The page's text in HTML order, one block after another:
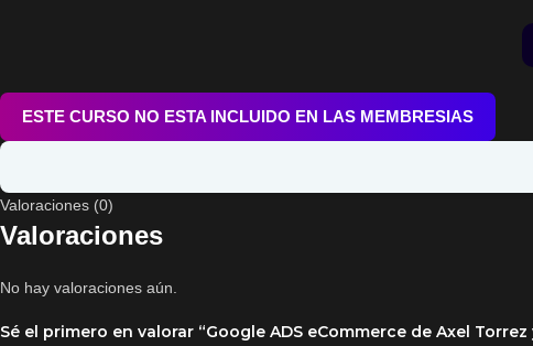
ESTE CURSO NO ESTA INCLUIDO EN LAS MEMBRESIAS
Valoraciones (0)
Valoraciones
No hay valoraciones aún.
Sé el primero en valorar “Google ADS eCommerce de Axel Torrez